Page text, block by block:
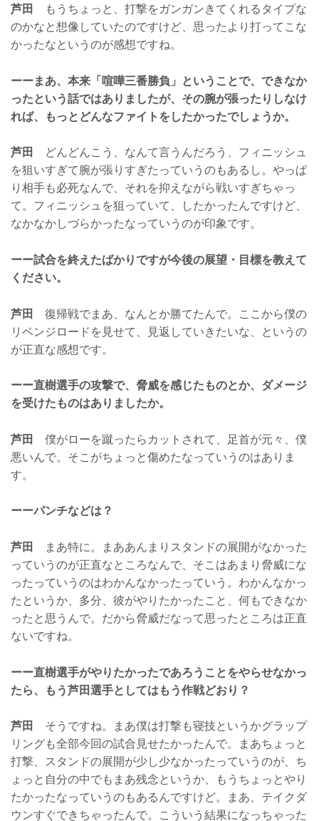
芦田
もうちょっと、打撃をガンガンきてくれるタイプな
のかなと想像していたのですけど、思ったより打ってこな
かったなというのが感想ですね。
ーーまあ、本来「喧嘩三番勝負」ということで、できなか
ったという話ではありましたが、その腕が張ったりしなけ
れば、もっとどんなファイトをしたかったでしょうか。
芦田
どんどんこう、なんて言うんだろう、フィニッシュ
を狙いすぎて腕が張りすぎたっていうのもあるし。やっぱ
り相手も必死なんで、それを抑えながら戦いすぎちゃっ
て。フィニッシュを狙っていて、したかったんですけど、
なかなかしづらかったなっていうのが印象です。
ーー試合を終えたばかりですが今後の展望・目標を教えて
ください。
芦田
復帰戦でまあ、なんとか勝てたんで。ここから僕の
リベンジロードを見せて、見返していきたいな、というの
が正直な感想です。
ーー直樹選手の攻撃で、脅威を感じたものとか、ダメージ
を受けたものはありましたか。
芦田
僕がローを蹴ったらカットされて、足首が元々、僕
悪いんで。そこがちょっと傷めたなっていうのはありま
す。
ーーパンチなどは？
芦田
まあ特に。まああんまりスタンドの展開がなかった
っていうのが正直なところなんで、そこはあまり脅威にな
ったっていうのはわかんなかったっていう。わかんなかっ
たというか、多分、彼がやりたかったこと、何もできなか
ったと思うんで。だから脅威だなって思ったところは正直
ないですね。
ーー直樹選手がやりたかったであろうことをやらせなかっ
たら、もう芦田選手としてはもう作戦どおり？
芦田
そうですね。まあ僕は打撃も寝技というかグラップ
リングも全部今回の試合見せたかったんで。まあちょっと
打撃、スタンドの展開が少し少なかったっていうのが、ち
ょっと自分の中でもまあ残念というか、もうちょっとやり
たかったなっていうのもあるんですけど。まあ、テイクダ
ウンすぐできちゃったんで。こういう結果になっちゃった